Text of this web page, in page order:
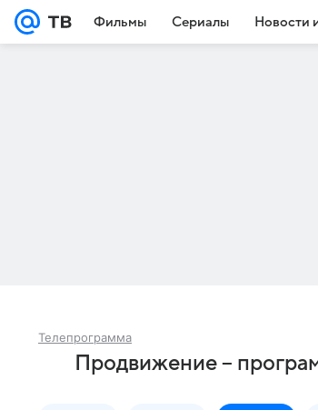
Фильмы Сериалы Новости
Телепрограмма
Продвижение –